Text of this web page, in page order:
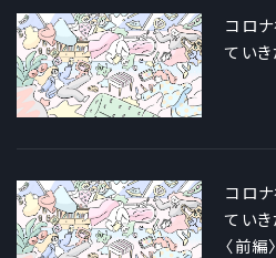
コロ
てい
コロ
てい
〈前編〉